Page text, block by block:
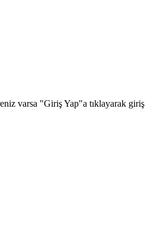
varsa "Giriş Yap"a tıklayarak giriş